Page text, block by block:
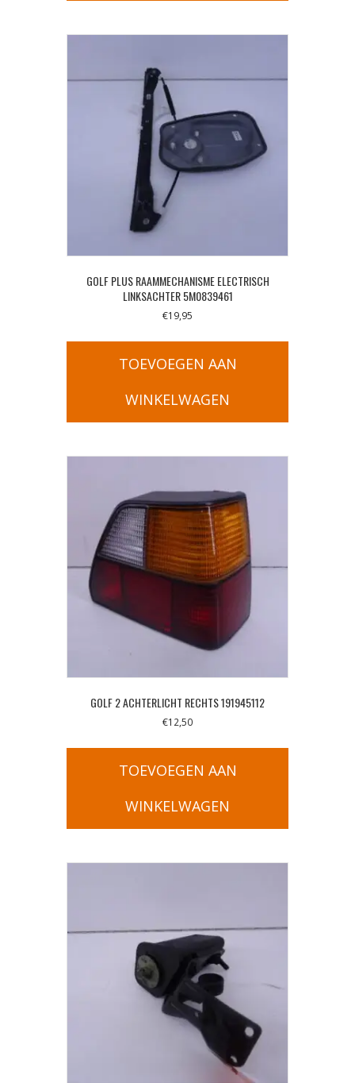
GOLF PLUS RAAMMECHANISME ELECTRISCH
LINKSACHTER 5M0839461
€19,95
TOEVOEGEN AAN
WINKELWAGEN
GOLF 2 ACHTERLICHT RECHTS 191945112
€12,50
TOEVOEGEN AAN
WINKELWAGEN